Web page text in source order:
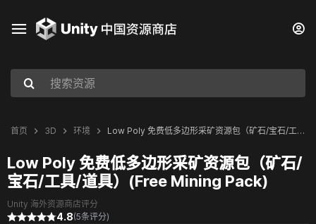
首页 3D 环境 Low Poly 免费低多边形采矿资源包（矿石/宝石/工具/道具）(Free Mining Pack)
Low Poly 免费低多边形采矿资源包（矿石/
宝石/工具/道具）(Free Mining Pack)
Unity 海外资源商店评分
4.8(5条评分)